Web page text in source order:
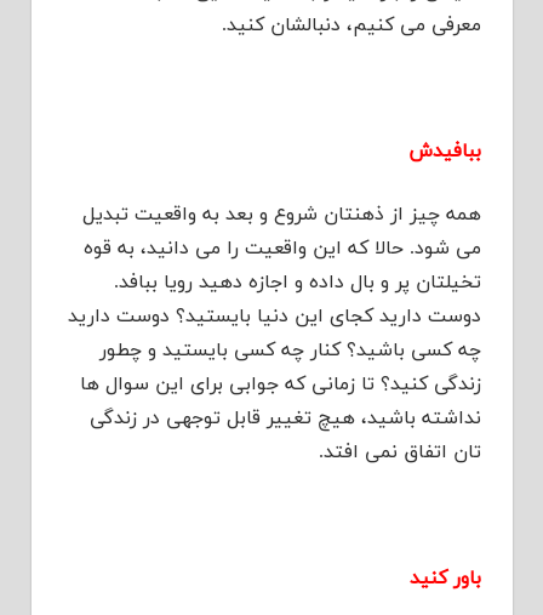
معرفی می کنیم، دنبالشان کنید.
ببافیدش
همه چیز از ذهنتان شروع و بعد به واقعیت تبدیل
می شود. حالا که این واقعیت را می دانید، به قوه
تخیلتان پر و بال داده و اجازه دهید رویا ببافد.
دوست دارید کجای این دنیا بایستید؟ دوست دارید
چه کسی باشید؟ کنار چه کسی بایستید و چطور
زندگی کنید؟ تا زمانی که جوابی برای این سوال ها
نداشته باشید، هیچ تغییر قابل توجهی در زندگی
تان اتفاق نمی افتد.
باور کنید